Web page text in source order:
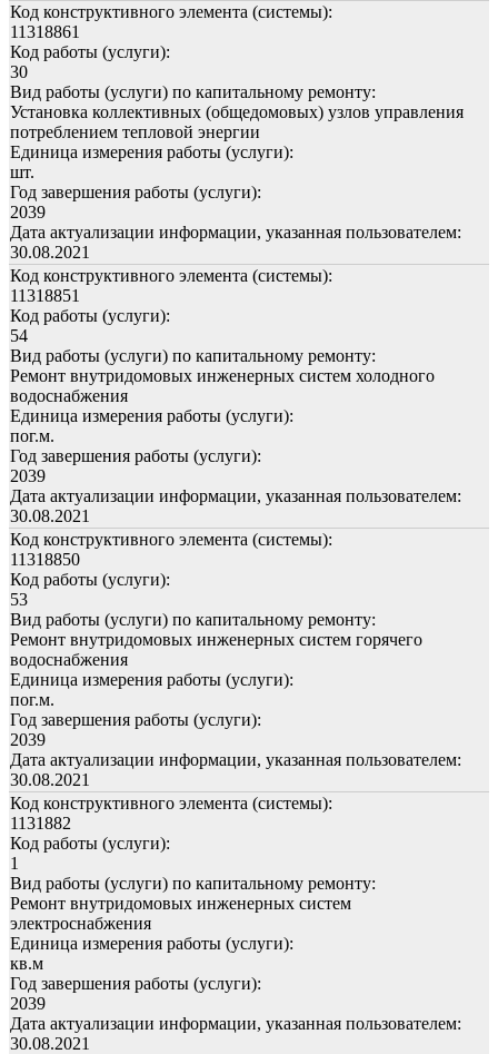
Код конструктивного элемента (системы):
11318861
Код работы (услуги):
30
Вид работы (услуги) по капитальному ремонту:
Установка коллективных (общедомовых) узлов управления
потреблением тепловой энергии
Единица измерения работы (услуги):
шт.
Год завершения работы (услуги):
2039
Дата актуализации информации, указанная пользователем:
30.08.2021
Код конструктивного элемента (системы):
11318851
Код работы (услуги):
54
Вид работы (услуги) по капитальному ремонту:
Ремонт внутридомовых инженерных систем холодного
водоснабжения
Единица измерения работы (услуги):
пог.м.
Год завершения работы (услуги):
2039
Дата актуализации информации, указанная пользователем:
30.08.2021
Код конструктивного элемента (системы):
11318850
Код работы (услуги):
53
Вид работы (услуги) по капитальному ремонту:
Ремонт внутридомовых инженерных систем горячего
водоснабжения
Единица измерения работы (услуги):
пог.м.
Год завершения работы (услуги):
2039
Дата актуализации информации, указанная пользователем:
30.08.2021
Код конструктивного элемента (системы):
1131882
Код работы (услуги):
1
Вид работы (услуги) по капитальному ремонту:
Ремонт внутридомовых инженерных систем
электроснабжения
Единица измерения работы (услуги):
кв.м
Год завершения работы (услуги):
2039
Дата актуализации информации, указанная пользователем:
30.08.2021